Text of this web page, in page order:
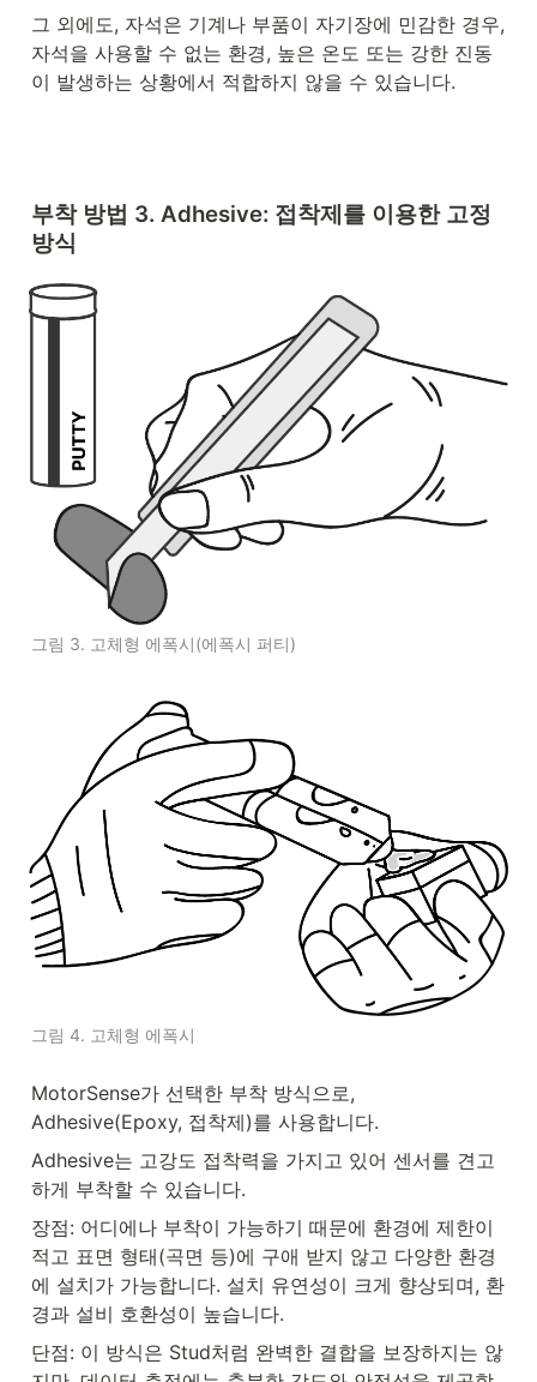
그 외에도, 자석은 기계나 부품이 자기장에 민감한 경우,
자석을 사용할 수 없는 환경, 높은 온도 또는 강한 진동
이 발생하는 상황에서 적합하지 않을 수 있습니다.
부착 방법 3. Adhesive: 접착제를 이용한 고정
방식
그림 3. 고체형 에폭시(에폭시 퍼티)
그림 4. 고체형 에폭시
MotorSense가 선택한 부착 방식으로,
Adhesive(Epoxy, 접착제)를 사용합니다.
Adhesive는 고강도 접착력을 가지고 있어 센서를 견고
하게 부착할 수 있습니다.
장점: 어디에나 부착이 가능하기 때문에 환경에 제한이
적고 표면 형태(곡면 등)에 구애 받지 않고 다양한 환경
에 설치가 가능합니다. 설치 유연성이 크게 향상되며, 환
경과 설비 호환성이 높습니다.
단점: 이 방식은 Stud처럼 완벽한 결합을 보장하지는 않